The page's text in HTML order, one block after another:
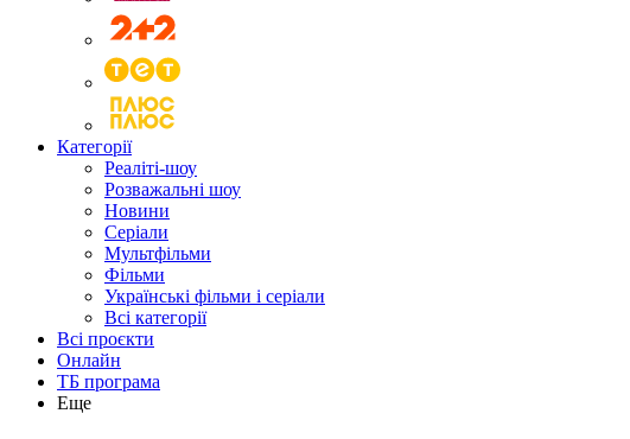
Категорії
Реаліті-шоу
Розважальні шоу
Новини
Серіали
Мультфільми
Фільми
Українські фільми і серіали
Всі категорії
Всі проєкти
Онлайн
ТБ програма
Еще